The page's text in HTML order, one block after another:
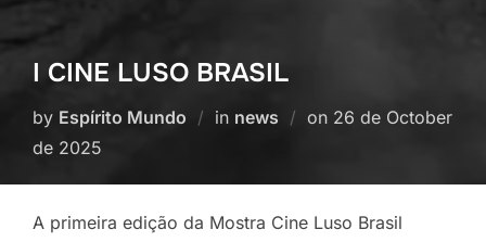
I CINE LUSO BRASIL
by Espírito Mundo in news on Posted
26 de October
de 2025
A primeira edição da Mostra Cine Luso Brasil